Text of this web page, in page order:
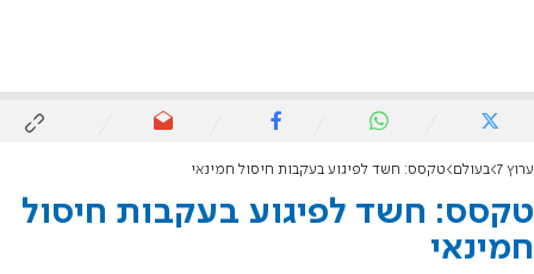
ערוץ 7 בעולם טקסס: חשד לפיגוע בעקבות חיסול חמינאי
טקסס: חשד לפיגוע בעקבות חיסול
חמינאי